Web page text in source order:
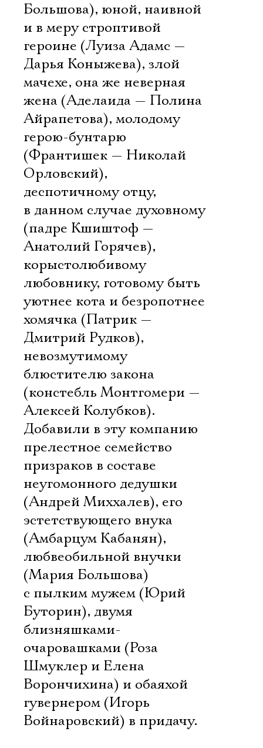
Большова), юной, наивной
и в меру строптивой
героине (Луиза Адамс —
Дарья Коныжева), злой
мачехе, она же неверная
жена (Аделаида — Полина
Айрапетова), молодому
герою-бунтарю
(Франтишек — Николай
Орловский),
деспотичному отцу,
в данном случае духовному
(падре Кшиштоф —
Анатолий Горячев),
корыстолюбивому
любовнику, готовому быть
уютнее кота и безропотнее
хомячка (Патрик —
Дмитрий Рудков),
невозмутимому
блюстителю закона
(констебль Монтгомери —
Алексей Колубков).
Добавили в эту компанию
прелестное семейство
призраков в составе
неугомонного дедушки
(Андрей Миххалев), его
эстетствующего внука
(Амбарцум Кабанян),
любвеобильной внучки
(Мария Большова)
с пылким мужем (Юрий
Буторин), двумя
близняшками-
очаровашками (Роза
Шмуклер и Елена
Ворончихина) и обаяхой
гувернером (Игорь
Войнаровский) в придачу.